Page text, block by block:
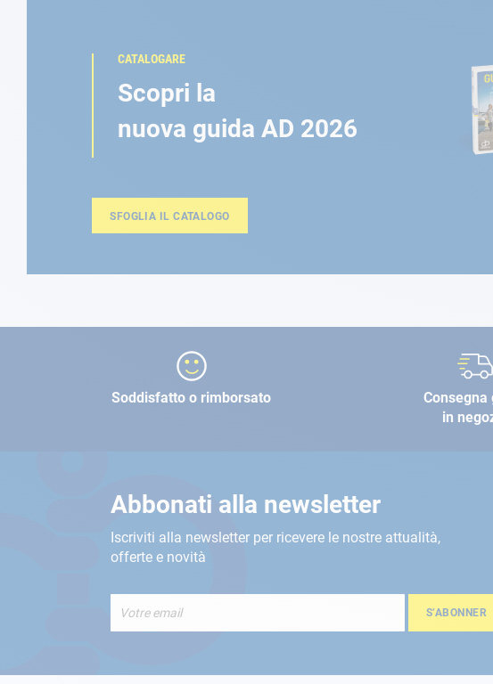
CATALOGARE
Scopri la
nuova guida AD 2026
SFOGLIA IL CATALOGO
Soddisfatto o rimborsato
Consegna
in
Abbonati alla newsletter
Iscriviti alla newsletter per ricevere le nostre attualità,
offerte e novità
alla
S’ABONNER